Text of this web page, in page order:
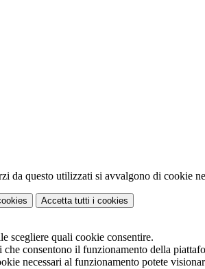
da questo utilizzati si avvalgono di cookie
Accetta tutti i cookies
scegliere quali cookie consentire.
che consentono il funzionamento della
necessari al funzionamento potete